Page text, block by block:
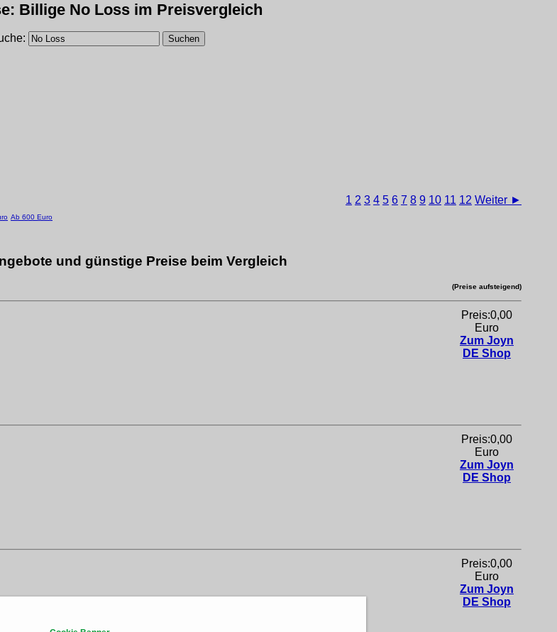
Billige No Loss im Preisvergleich
1 2 3 4 5 6 7 8 9 10 11 12 Weiter ►
Ab 600 Euro
und günstige Preise beim Vergleich
(Preise aufsteigend)
Preis:0,00
Euro
Zum Joyn
DE Shop
Preis:0,00
Euro
Zum Joyn
DE Shop
Preis:0,00
Euro
Zum Joyn
DE Shop